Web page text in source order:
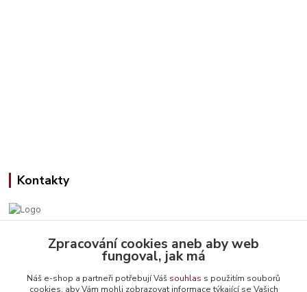
Kontakty
Jana Slámová
+420 608 507 824
Zpracování cookies aneb aby web
fungoval, jak má
Náš e-shop a partneři potřebují Váš souhlas s použitím souborů
cookies, aby Vám mohli zobrazovat informace týkající se Vašich